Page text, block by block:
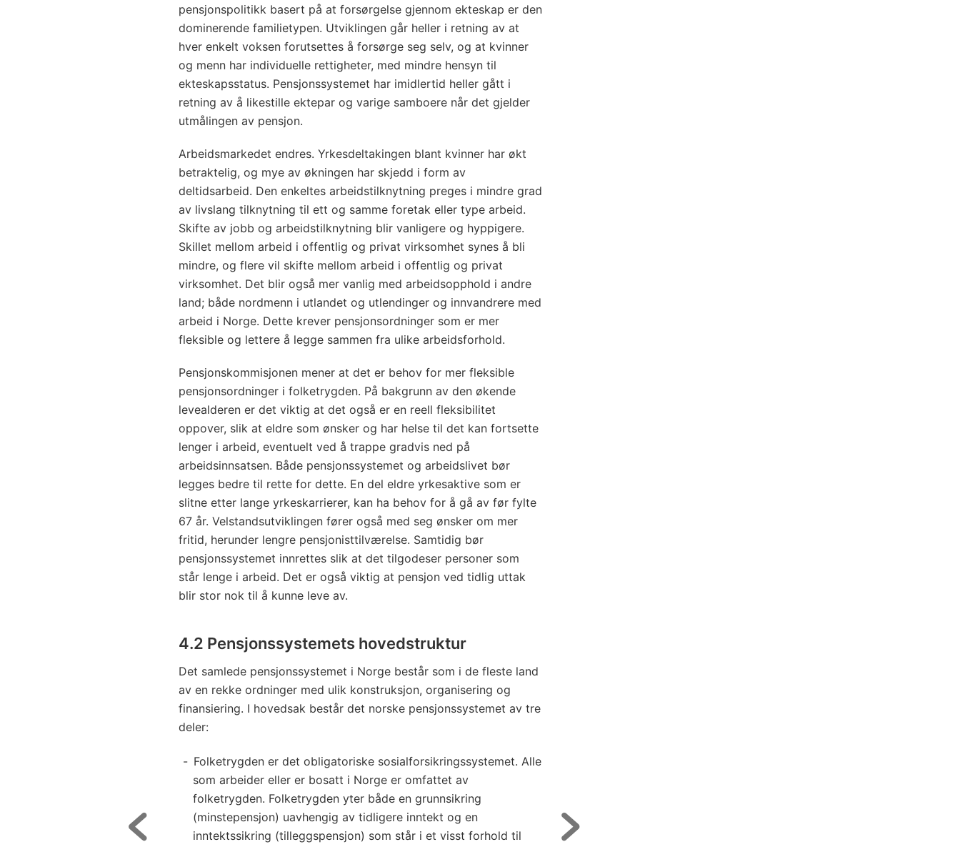
pensjonspolitikk basert på at forsørgelse gjennom ekteskap er den
dominerende familietypen. Utviklingen går heller i retning av at
hver enkelt voksen forutsettes å forsørge seg selv, og at kvinner
og menn har individuelle rettigheter, med mindre hensyn til
ekteskapsstatus. Pensjonssystemet har imidlertid heller gått i
retning av å likestille ektepar og varige samboere når det gjelder
utmålingen av pensjon.
Arbeidsmarkedet endres. Yrkesdeltakingen blant kvinner har økt
betraktelig, og mye av økningen har skjedd i form av
deltidsarbeid. Den enkeltes arbeidstilknytning preges i mindre grad
av livslang tilknytning til ett og samme foretak eller type arbeid.
Skifte av jobb og arbeidstilknytning blir vanligere og hyppigere.
Skillet mellom arbeid i offentlig og privat virksomhet synes å bli
mindre, og flere vil skifte mellom arbeid i offentlig og privat
virksomhet. Det blir også mer vanlig med arbeidsopphold i andre
land; både nordmenn i utlandet og utlendinger og innvandrere med
arbeid i Norge. Dette krever pensjonsordninger som er mer
fleksible og lettere å legge sammen fra ulike arbeidsforhold.
Pensjonskommisjonen mener at det er behov for mer fleksible
pensjonsordninger i folketrygden. På bakgrunn av den økende
levealderen er det viktig at det også er en reell fleksibilitet
oppover, slik at eldre som ønsker og har helse til det kan fortsette
lenger i arbeid, eventuelt ved å trappe gradvis ned på
arbeidsinnsatsen. Både pensjonssystemet og arbeidslivet bør
legges bedre til rette for dette. En del eldre yrkesaktive som er
slitne etter lange yrkeskarrierer, kan ha behov for å gå av før fylte
67 år. Velstandsutviklingen fører også med seg ønsker om mer
fritid, herunder lengre pensjonisttilværelse. Samtidig bør
pensjonssystemet innrettes slik at det tilgodeser personer som
står lenge i arbeid. Det er også viktig at pensjon ved tidlig uttak
blir stor nok til å kunne leve av.
4.2 Pensjonssystemets hovedstruktur
Det samlede pensjonssystemet i Norge består som i de fleste land
av en rekke ordninger med ulik konstruksjon, organisering og
finansiering. I hovedsak består det norske pensjonssystemet av tre
deler:
Folketrygden er det obligatoriske sosialforsikringssystemet. Alle
som arbeider eller er bosatt i Norge er omfattet av
folketrygden. Folketrygden yter både en grunnsikring
(minstepensjon) uavhengig av tidligere inntekt og en
inntektssikring (tilleggspensjon) som står i et visst forhold til